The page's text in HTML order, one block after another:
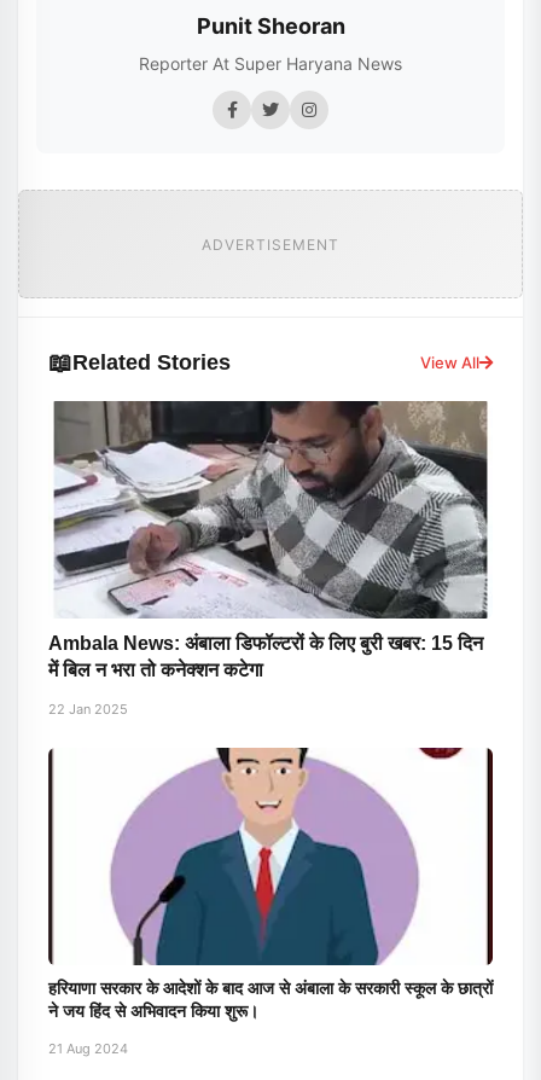
Punit Sheoran
Reporter At Super Haryana News
ADVERTISEMENT
📖Related Stories View All
Ambala News: अंबाला डिफॉल्टरों के लिए बुरी खबर: 15 दिन
में बिल न भरा तो कनेक्शन कटेगा
22 Jan 2025
हरियाणा सरकार के आदेशों के बाद आज से अंबाला के सरकारी स्कूल के छात्रों
ने जय हिंद से अभिवादन किया शुरू।
21 Aug 2024